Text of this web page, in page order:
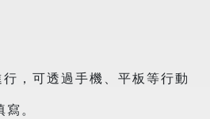
，可透過手機、平板等行動
。